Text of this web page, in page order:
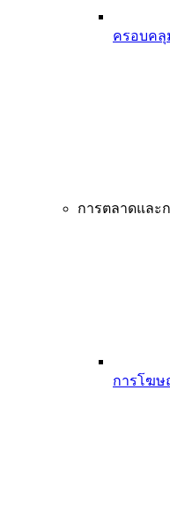
ครอบคลุ
การตลาดและ
การโฆ